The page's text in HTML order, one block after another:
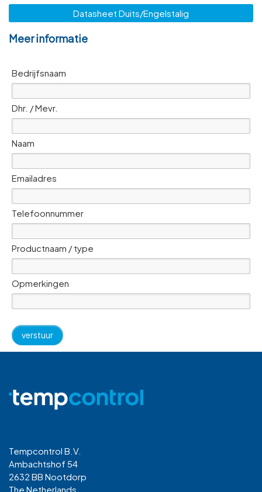
Datasheet Duits/Engelstalig
Meer informatie
Bedrijfsnaam
Dhr. / Mevr.
Naam
Emailadres
Telefoonnummer
Productnaam / type
Opmerkingen
Tempcontrol B.V.
Ambachtshof 54
2632 BB Nootdorp
The Netherlands